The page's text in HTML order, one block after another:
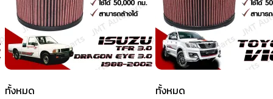
ทั้งหมด
ทั้งหมด